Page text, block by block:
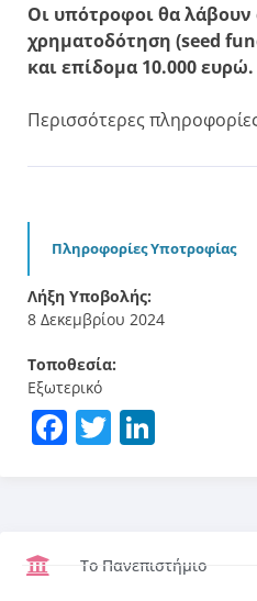
Οι υπότροφοι θα λάβουν
χρηματοδότηση (seed
και επίδομα 10.000 ευρώ.
Περισσότερες
Πληροφορίες Υποτροφίας
Λήξη Υποβολής:
8 Δεκεμβρίου 2024
Τοποθεσία:
Εξωτερικό
Facebook
Twitter
Το Πανεπιστήμιο